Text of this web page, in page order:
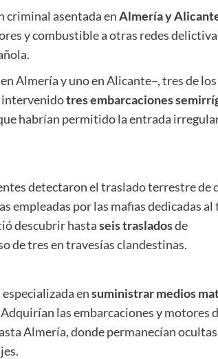
criminal asentada enAlmería y
y combustible a otras redes
Almería y uno en Alicante–, tres de
intervenidotres embarcaciones
habrían permitido la entrada
detectaron el traslado terrestre de
empleadas por las mafias dedicadas al
descubrir hastaseis trasladosde
de tres en travesías clandestinas.
ensuministrar medios
las embarcaciones y motores
Almería, donde permanecían